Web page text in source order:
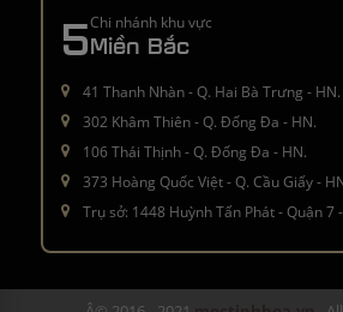
5Chi nhánh khu vực
Miền Bắc
41 Thanh Nhàn - Q. Hai Bà Trưng - HN.
302 Khâm Thiên - Q. Đống Đa - HN.
106 Thái Thịnh - Q. Đống Đa - HN.
373 Hoàng Quốc Việt - Q. Cầu Giấy -
Trụ sở: 1448 Huỳnh Tấn Phát - Quận 7